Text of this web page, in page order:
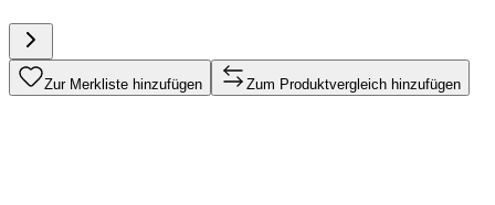
Zur Merkliste hinzufügen Zum Produktvergleich hinzufügen